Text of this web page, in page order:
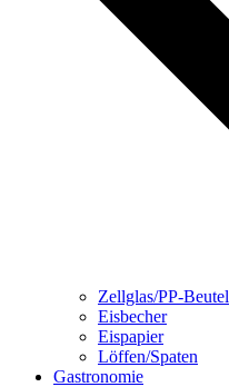
Zellglas/PP-Beutel
Eisbecher
Eispapier
Löffen/Spaten
Gastronomie